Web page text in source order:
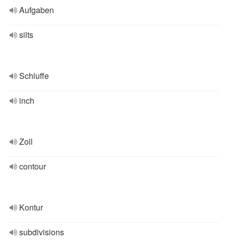
Aufgaben
silts
Schluffe
inch
Zoll
contour
Kontur
subdivisions